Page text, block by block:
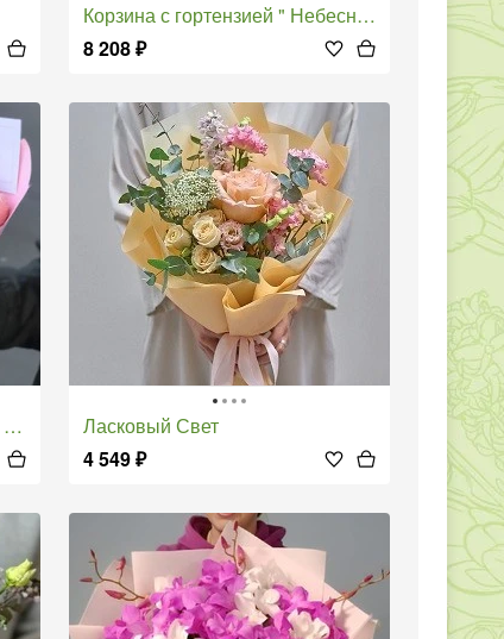
Корзина с гортензией " Небесный взор"
8 208₽
Ласковый Свет
4 549₽